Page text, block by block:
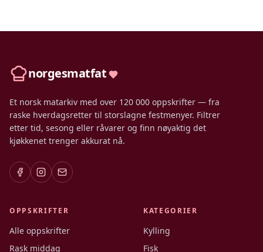
norgesmatfat
Et norsk matarkiv med over 120 000 oppskrifter — fra
raske hverdagsretter til storslagne festmenyer. Filtrer
etter tid, sesong eller råvarer og finn nøyaktig det
kjøkkenet trenger akkurat nå.
OPPSKRIFTER
Alle oppskrifter
Rask middag
KATEGORIER
Kylling
Fisk